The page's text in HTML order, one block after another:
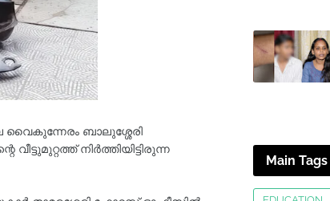
വൈകുന്നേരം ബാലുശ്ശേരി
നിര്‍ത്തിയിട്ടിരുന്ന
Main Tags